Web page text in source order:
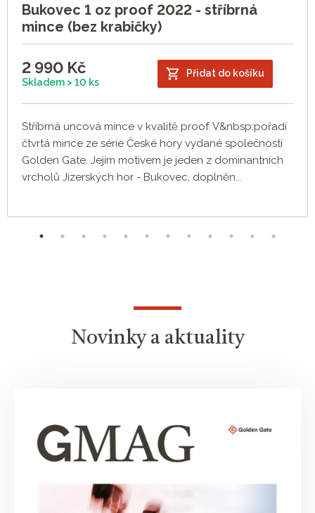
Bukovec 1 oz proof 2022 - stříbrná
mince (bez krabičky)
2 990 Kč
Skladem > 10 ks
Přidat do košíku
Stříbrná uncová mince v kvalitě proof. V&nbsp;pořadí
čtvrtá mince ze série České hory vydané společností
Golden Gate. Jejím motivem je jeden z dominantních
vrcholů Jizerských hor - Bukovec, doplněn...
Novinky a aktuality